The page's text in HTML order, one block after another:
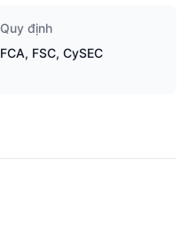
Quy định
FCA, FSC, CySEC